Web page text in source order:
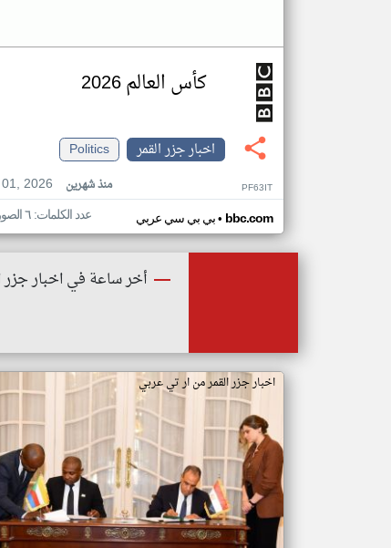
كأس العالم 2026
اخبار جزر القمر
Politics
2026
منذ شهرين PF63IT
بي بي سي عربي• bbc.com عدد الكلمات: ٦ الصور: ٢٥
أخر ساعة في اخبار جزر
اخبار جزر القمر من ار تي عربي